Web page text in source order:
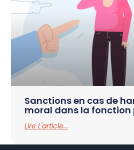
Sanctions en cas de
moral dans la fonction
Lire L'article...